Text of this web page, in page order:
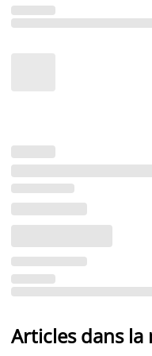
Articles dans